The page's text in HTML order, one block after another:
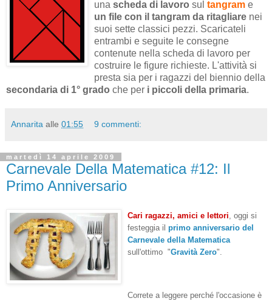
una scheda di lavoro sul tangram e
un file con il tangram da ritagliare nei
suoi sette classici pezzi. Scaricateli
entrambi e seguite le consegne
contenute nella scheda di lavoro per
costruire le figure richieste. L'attività si
presta sia per i ragazzi del biennio della
secondaria di 1° grado che per i piccoli della primaria.
Annarita alle 01:55 9 commenti:
martedì 14 aprile 2009
Carnevale Della Matematica #12: Il
Primo Anniversario
Cari ragazzi, amici e lettori , oggi si
festeggia il primo anniversario del
Carnevale della Matematica
sull'ottimo "Gravità Zero".
Correte a leggere perché l'occasione è